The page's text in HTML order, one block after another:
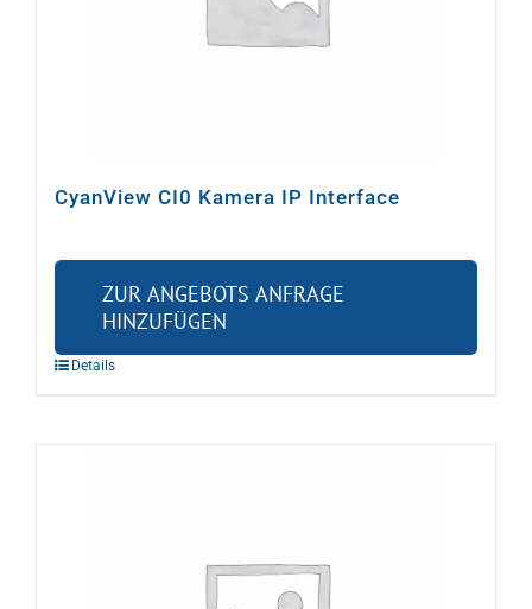
CyanView CI0 Kamera IP Interface
ZUR ANGEBOTS ANFRAGE
HINZUFÜGEN
Details